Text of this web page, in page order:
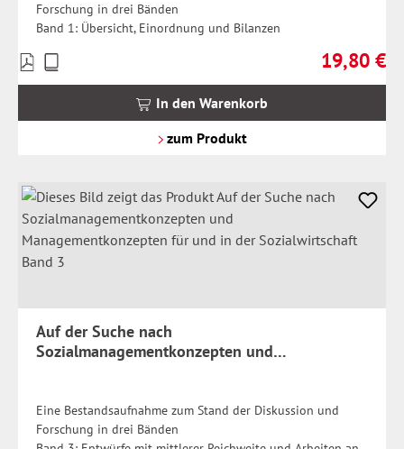
Forschung in drei Bänden
Band 1: Übersicht, Einordnung und Bilanzen
Regulärer
19,80 €
Preise
inkl.
In den Warenkorb
zum Produkt
Auf der Suche nach
Sozialmanagementkonzepten und
Eine Bestandsaufnahme zum Stand der Diskussion und
Forschung in drei Bänden